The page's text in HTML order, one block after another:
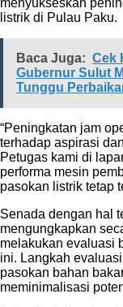
menyukseskan
listrik di Pulau Paku.
Baca Juga: Cek
Gubernur Sulut
Tunggu
“Peningkatan jam
terhadap aspirasi
Petugas kami di
performa mesin
pasokan listrik tetap
Senada dengan hal
mengungkapkan
melakukan evaluasi
ini. Langkah
pasokan bahan
meminimalisasi